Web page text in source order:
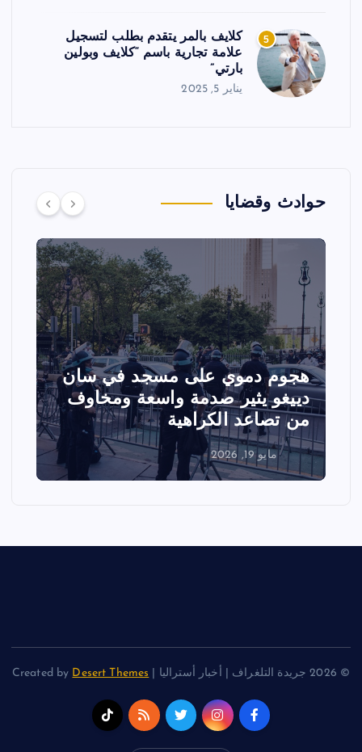
5
كلايف بالمر يتقدم بطلب لتسجيل
علامة تجارية باسم “كلايف وبولين
بارتي”
يناير 5, 2025
حوادث وقضايا
هجوم دموي على مسجد في سان
دييغو يثير صدمة واسعة ومخاوف
من تصاعد الكراهية
مايو 19, 2026
© 2026 جريدة التلغراف | أخبار أستراليا | Created by Desert Themes